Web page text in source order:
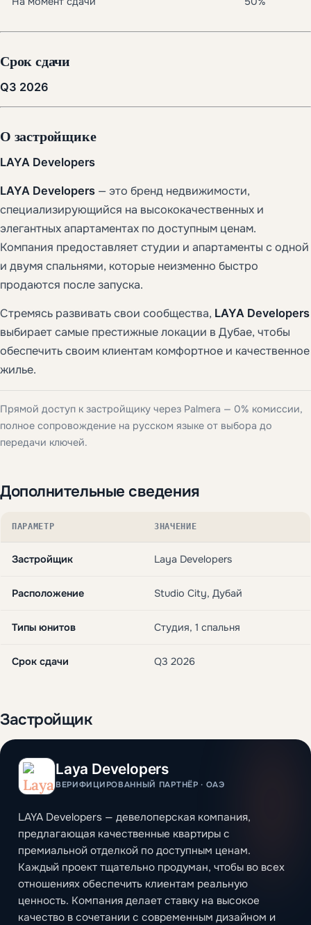
Срок сдачи
Q3 2026
О застройщике
LAYA Developers
LAYA Developers — это бренд недвижимости,
специализирующийся на высококачественных и
элегантных апартаментах по доступным ценам.
Компания предоставляет студии и апартаменты с одной
и двумя спальнями, которые неизменно быстро
продаются после запуска.
Стремясь развивать свои сообщества, LAYA Developers
выбирает самые престижные локации в Дубае, чтобы
обеспечить своим клиентам комфортное и качественное
жилье.
Прямой доступ к застройщику через Palmera — 0% комиссии,
полное сопровождение на русском языке от выбора до
передачи ключей.
Дополнительные сведения
ПАРАМЕТР ЗНАЧЕНИЕ
Застройщик Laya Developers
Расположение Studio City, Дубай
Типы юнитов Студия, 1 спальня
Срок сдачи Q3 2026
Застройщик
Laya Developers
ВЕРИФИЦИРОВАННЫЙ ПАРТНЁР · ОАЭ
LAYA Developers — девелоперская компания,
предлагающая качественные квартиры с
премиальной отделкой по доступным ценам.
Каждый проект тщательно продуман, чтобы во всех
отношениях обеспечить клиентам реальную
ценность. Компания делает ставку на высокое
качество в сочетании с современным дизайном и